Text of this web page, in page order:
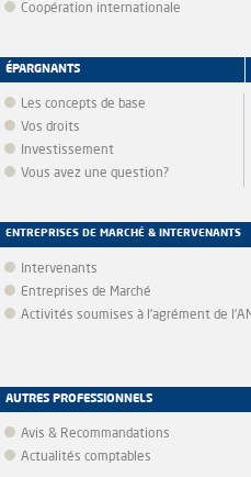
Coopération internationale
ÉPARGNANTS
Les concepts de base
Vos droits
Investissement
Vous avez une question?
ENTREPRISES DE MARCHÉ & INTERVENANTS
Intervenants
Entreprises de Marché
Activités soumises à l'agrément de
AUTRES PROFESSIONNELS
Avis & Recommandations
Actualités comptables